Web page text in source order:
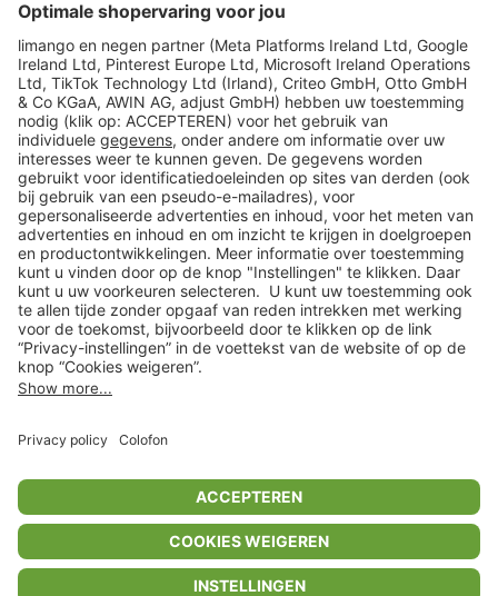
limango
Veilig winkelen
Klantenservice
Shop
Acties
limango.de limango.pl
** Alle prijsopgaven zijn inclusief belasting en exclusief verzendkosten
ᵃ Bij een minimale bestelwaarde van €15.